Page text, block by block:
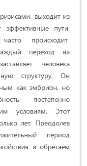
выходит из
эффективные пути.
происходит
переход на
человека
структуру. Он
как эмбрион, но
постепенно
условиям. Этот
лет. Преодолев
период
и обретаем